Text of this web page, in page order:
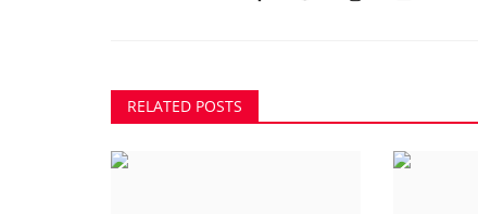
RELATED POSTS